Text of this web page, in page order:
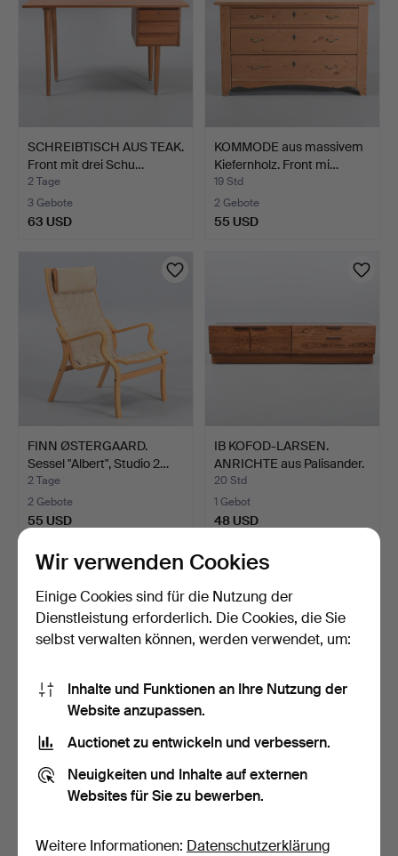
SCHREIBTISCH AUS TEAK.
Front mit drei Schu…
2 Tage
3 Gebote
63 USD
KOMMODE aus massivem
Kiefernholz. Front mi…
19 Std
2 Gebote
55 USD
FINN ØSTERGAARD.
Sessel "Albert", Studio 2…
2 Tage
2 Gebote
55 USD
IB KOFOD-LARSEN.
ANRICHTE aus Palisander.
…
20 Std
1 Gebot
48 USD
DÄNISCHES
aus Teakho…
20 Std
Schreibtisch / Zeichentisch
20 Std
1 Gebot
Wir verwenden Cookies
Einige Cookies sind für die Nutzung der
Dienstleistung erforderlich. Die Cookies, die Sie
selbst verwalten können, werden verwendet, um:
Inhalte und Funktionen an Ihre Nutzung der
Website anzupassen.
Auctionet zu entwickeln und verbessern.
Neuigkeiten und Inhalte auf externen
Websites für Sie zu bewerben.
Weitere Informationen: Datenschutzerklärung